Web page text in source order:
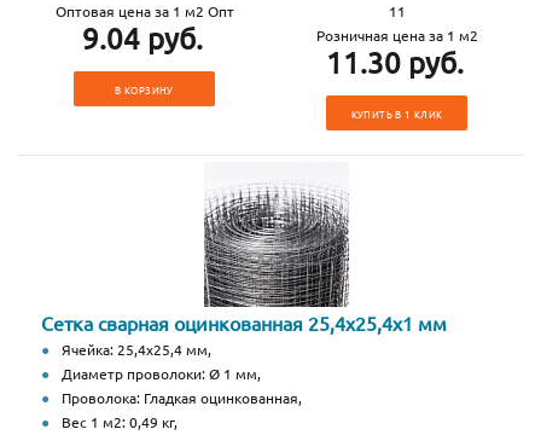
Оптовая цена за 1 м2 Опт
9.04 руб.
В КОРЗИНУ
11
Розничная цена за 1 м2
11.30 руб.
КУПИТЬ В 1 КЛИК
Сетка сварная оцинкованная 25,4х25,4х1 мм
Ячейка: 25,4х25,4 мм,
Диаметр проволоки: Ø 1 мм,
Проволока: Гладкая оцинкованная,
Вес 1 м2: 0,49 кг,